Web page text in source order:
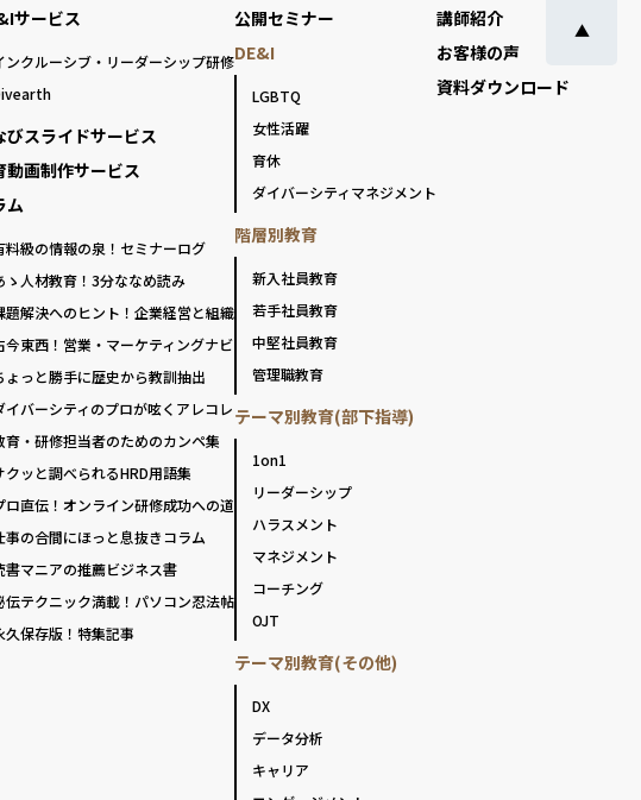
▲
サービス
ンクルーシブ・リーダーシップ研修
びスライドサービス
動画制作サービス
ム
料級の情報の泉！セミナーログ
ゝ人材教育！3分ななめ読み
題解決へのヒント！企業経営と組織
今東西！営業・マーケティングナビ
ょっと勝手に歴史から教訓抽出
イバーシティのプロが呟くアレコレ
育・研修担当者のためのカンペ集
クッと調べられるHRD用語集
ロ直伝！オンライン研修成功への道
事の合間にほっと息抜きコラム
書マニアの推薦ビジネス書
伝テクニック満載！パソコン忍法帖
久保存版！特集記事
公開セミナー
DE&I
LGBTQ
女性活躍
育休
ダイバーシティマネジメント
階層別教育
新入社員教育
若手社員教育
中堅社員教育
管理職教育
テーマ別教育(部下指導)
1on1
リーダーシップ
ハラスメント
マネジメント
コーチング
OJT
テーマ別教育(その他)
DX
データ分析
キャリア
講師紹介
お客様の声
資料ダウンロード